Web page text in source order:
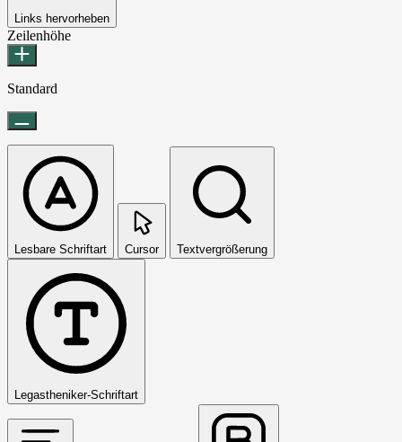
Links hervorheben
Zeilenhöhe
Standard
Lesbare Schriftart Cursor Textvergrößerung
Legastheniker-Schriftart